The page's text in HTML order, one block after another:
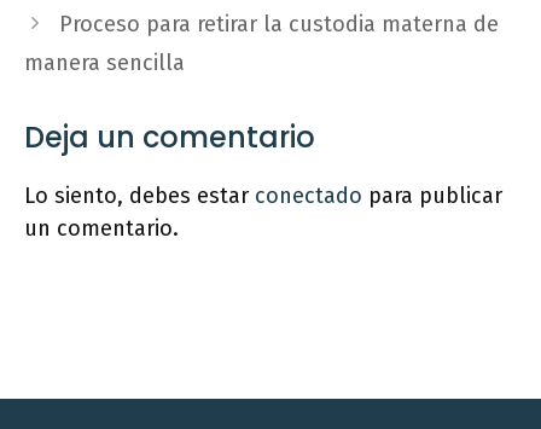
Proceso para retirar la custodia materna de
manera sencilla
Deja un comentario
Lo siento, debes estar conectado para publicar
un comentario.